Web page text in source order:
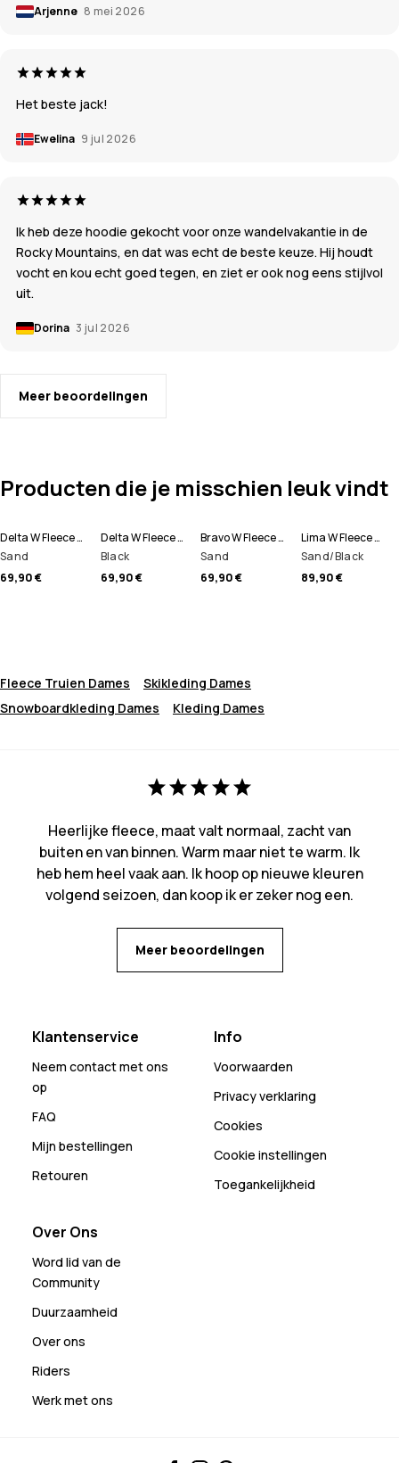
Arjenne 8 mei 2026
Het beste jack!
Ewelina 9 jul 2026
Ik heb deze hoodie gekocht voor onze wandelvakantie in de
Rocky Mountains, en dat was echt de beste keuze. Hij houdt
vocht en kou echt goed tegen, en ziet er ook nog eens stijlvol
uit.
Dorina 3 jul 2026
Meer beoordelingen
Producten die je misschien leuk vindt
Delta W Fleece Hoodie Dames
Sand
69,90 €
Delta W Fleece Hoodie Dames
Black
69,90 €
Bravo W Fleece Trui Dames
Sand
69,90 €
Lima W Fleece Hoodie Dames
Sand/Black
89,90 €
Fleece Truien Dames
Skikleding Dames
Snowboardkleding Dames
Kleding Dames
Heerlijke fleece, maat valt normaal, zacht van
buiten en van binnen. Warm maar niet te warm. Ik
heb hem heel vaak aan. Ik hoop op nieuwe kleuren
volgend seizoen, dan koop ik er zeker nog een.
Meer beoordelingen
Klantenservice
Neem contact met ons
op
FAQ
Mijn bestellingen
Retouren
Info
Voorwaarden
Privacy verklaring
Cookies
Cookie instellingen
Toegankelijkheid
Over Ons
Word lid van de
Community
Duurzaamheid
Over ons
Riders
Werk met ons